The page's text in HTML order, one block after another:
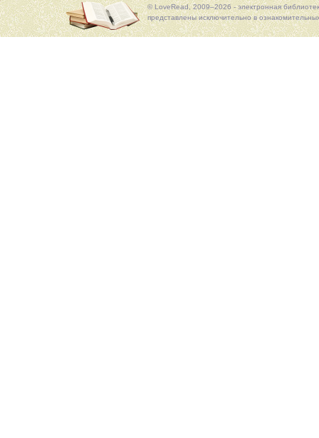
© LoveRead, 2009–2026 - электронная
представлены исключительно в